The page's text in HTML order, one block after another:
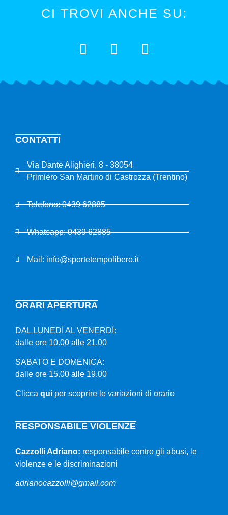
CI TROVI ANCHE SU:
CONTATTI
Via Dante Alighieri, 8 - 38054
Primiero San Martino di Castrozza (Trentino)
Telefono: 0439 62885
Whatsapp: 0439 62885
Mail: info@sportetempolibero.it
ORARI APERTURA
DAL LUNEDÌ AL VENERDÌ:
dalle ore 10.00 alle 21.00
SABATO E DOMENICA:
dalle ore 15.00 alle 19.00
Clicca qui per scoprire le variazioni di orario
RESPONSABILE VIOLENZE
Cazzolli Adriano: responsabile contro gli abusi, le
violenze e le discriminazioni
adrianocazzolli@gmail.com